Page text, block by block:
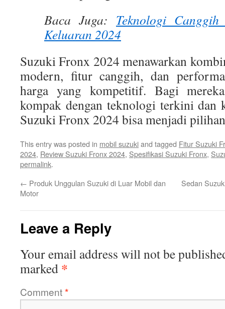
Baca Juga: Teknologi
Keluaran 2024
Suzuki Fronx 2024 menawarkan
modern, fitur canggih, dan
harga yang kompetitif. Bagi
kompak dengan teknologi terkini dan
Suzuki Fronx 2024 bisa menjadi
This entry was posted in mobil suzukiand tagged Fitur Suzuki
2024, Review Suzuki Fronx 2024, Spesifikasi Suzuki Fronx,
permalink.
← Produk Unggulan Suzuki di Luar Mobil dan
Motor
Sedan
Leave a Reply
Your email address will not be
marked *
Comment*